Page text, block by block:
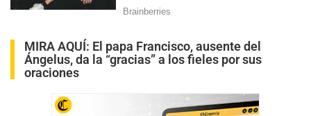
MIRA AQUÍ: El papa Francisco, ausente del
Ángelus, da la “gracias” a los fieles por sus
oraciones